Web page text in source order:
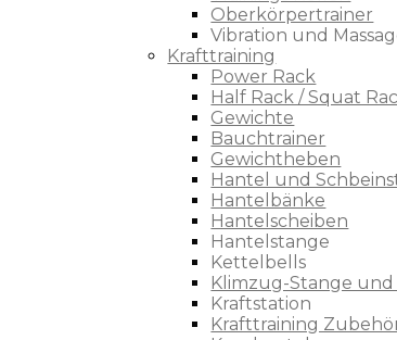
Oberkörpertrainer
Vibration und
Krafttraining
Power Rack
Half Rack / Squat
Gewichte
Bauchtrainer
Gewichtheben
Hantel und
Hantelbänke
Hantelscheiben
Hantelstange
Kettelbells
Klimzug-Stange und
Kraftstation
Krafttraining